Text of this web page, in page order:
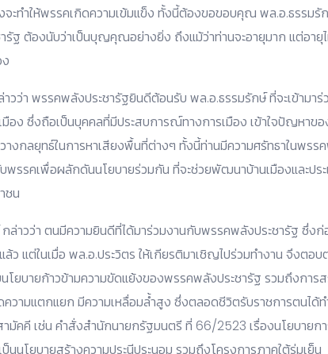
ะทำให้พรรคเกิดความเข้มแข็ง ทั้งนี้ต้องขอขอบคุณ พล.อ.ธรรมรั
รัฐ ต้องนับว่าเป็นบุญคุณอย่างยิ่ง ถึงแม้ว่าท่านจะอายุมาก แต่อายุ
วว่า พรรคพลังประชารัฐยินดีต้อนรับ พล.อ.ธรรมรักษ์ ที่จะเข้ามาร่
อง ซึ่งถือเป็นบุคคลที่มีประสบการณ์ทางการเมือง เข้าใจปัญหาขอ
างกลยุทธ์ในการหาเสียงพื้นที่ต่างๆ ทั้งนี้ท่านมีความศรัทธาในพรร
พรรคเพื่อผลักดันนโยบายร่วมกัน ที่จะช่วยพัฒนาบ้านเมืองและปร
ชน
ล่าวว่า ตนมีความยินดีที่ได้มาร่วมงานกับพรรคพลังประชารัฐ ซึ่งก่
ล้ว แต่ในเมื่อ พล.อ.ประวิตร ให้เกียรติมาเชิญไปร่วมทำงาน จึงตอ
โยบายก้าวข้ามความขัดแย้งของพรรคพลังประชารัฐ รวมถึงการ
ความแตกแยก มีความเหลื่อมล้ำสูง ซึ่งตลอดชีวิตรับราชการตนได้
ามัคคี เช่น คำสั่งสำนักนายกรัฐมนตรี ที่ 66/2523 เรื่องนโยบายก
นนโยบายสร้างความประนีประนอม รวมถึงโครงการภาคใต้ร่มเย็น